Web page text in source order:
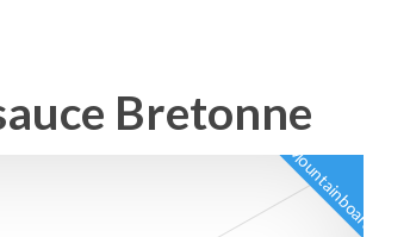
Bretonne
Mountainboard